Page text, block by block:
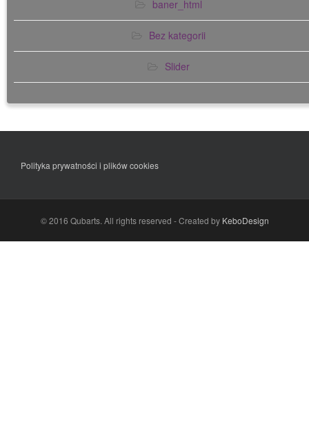
baner_html
Bez kategorii
Slider
Polityka prywatności i plików cookies
© 2016 Qubarts. All rights reserved - Created by KeboDesign